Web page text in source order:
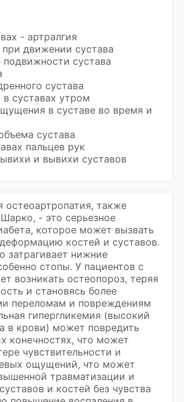
- артралгия
движении сустава
подвижности сустава
сустава
в суставах утром
в суставе во время и
сустава
пальцев рук
и вывихи суставов
остеоартропатия, также
- это серьезное
которое может вызвать
костей и суставов.
затрагивает нижние
стопы. У пациентов с
возникать остеопороз, теряя
и становясь более
переломам и повреждениям
гипергликемия (высокий
в крови) может повредить
конечностях, что может
чувствительности и
ощущений, что может
травматизации и
и костей без чувства